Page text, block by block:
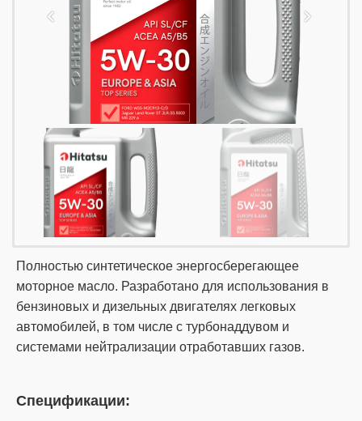
Полностью синтетическое энергосберегающее
моторное масло. Разработано для использования в
бензиновых и дизельных двигателях легковых
автомобилей, в том числе с турбонаддувом и
системами нейтрализации отработавших газов.
Спецификации: